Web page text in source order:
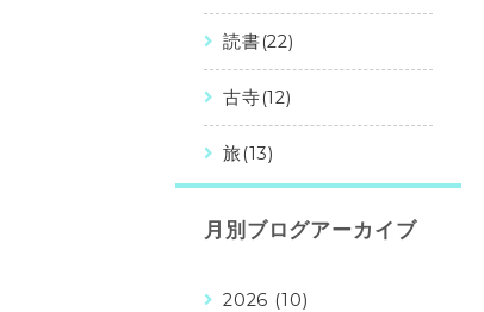
読書(22)
古寺(12)
旅(13)
月別ブログアーカイブ
2026 (10)